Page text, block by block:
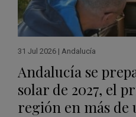
31 Jul 2026 | Andalucía
Andalucía se
solar de 2027, el
región en más de